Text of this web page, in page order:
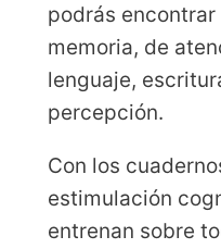
podrás
memoria, de
lenguaje,
percepción.
Con los
estimulación
entrenan sobre